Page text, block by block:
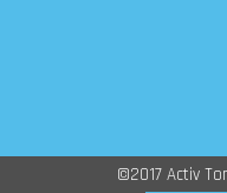
©2017 Activ